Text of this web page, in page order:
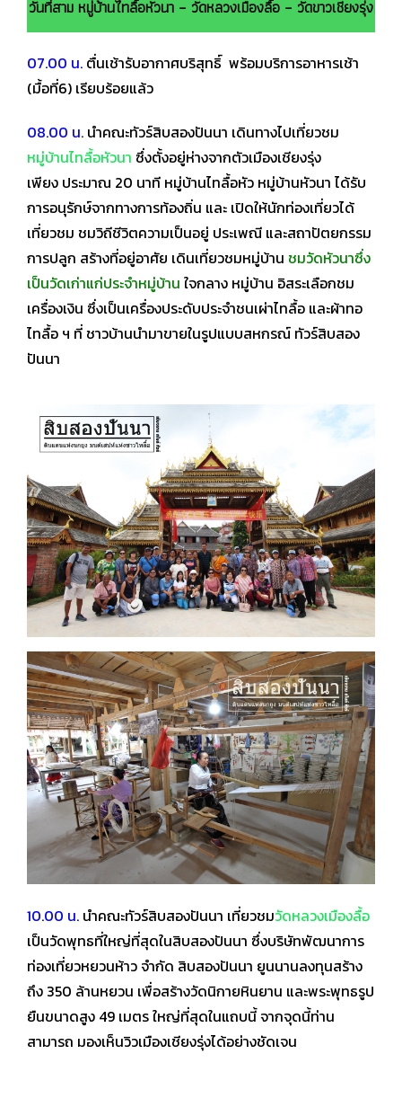
วันที่สาม หมู่บ้านไทลื้อหัวนา – วัดหลวงเมืองลื้อ – วัดขาวเชียงรุ่ง(
07.00 น. ตื่นเช้ารับอากาศบริสุทธิ์ พร้อมบริการอาหารเช้า
(มื้อที่6) เรียบร้อยแล้ว
08.00 น. นำคณะทัวร์สิบสองปันนา เดินทางไปเที่ยวชม
หมู่บ้านไทลื้อหัวนา ซึ่งตั้งอยู่ห่างจากตัวเมืองเชียงรุ่ง
เพียง ประมาณ 20 นาที หมู่บ้านไทลื้อหัว หมู่บ้านหัวนา ได้รับ
การอนุรักษ์จากทางการท้องถิ่น และ เปิดให้นักท่องเที่ยวได้
เที่ยวชม ชมวิถีชีวิตความเป็นอยู่ ประเพณี และสถาปัตยกรรม
การปลูก สร้างที่อยู่อาศัย เดินเที่ยวชมหมู่บ้าน ชมวัดหัวนาซึ่ง
เป็นวัดเก่าแก่ประจำหมู่บ้าน ใจกลาง หมู่บ้าน อิสระเลือกชม
เครื่องเงิน ซึ่งเป็นเครื่องประดับประจำชนเผ่าไทลื้อ และผ้าทอ
ไทลื้อ ฯ ที่ชาวบ้านนำมาขายในรูปแบบสหกรณ์ ทัวร์สิบสอง
ปันนา
10.00 น. นำคณะทัวร์สิบสองปันนา เที่ยวชมวัดหลวงเมืองลื้อ
เป็นวัดพุทธที่ใหญ่ที่สุดในสิบสองปันนา ซึ่งบริษัทพัฒนาการ
ท่องเที่ยวหยวนห้าว จำกัด สิบสองปันนา ยูนนานลงทุนสร้าง
ถึง 350 ล้านหยวน เพื่อสร้างวัดนิกายหินยาน และพระพุทธรูป
ยืนขนาดสูง 49 เมตร ใหญ่ที่สุดในแถบนี้ จากจุดนี้ท่าน
สามารถ มองเห็นวิวเมืองเชียงรุ่งได้อย่างชัดเจน